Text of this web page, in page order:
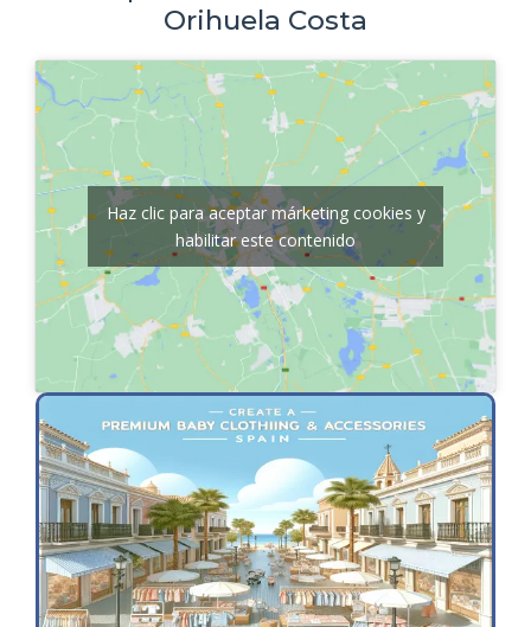
Orihuela Costa
Haz clic para aceptar márketing cookies y
habilitar este contenido